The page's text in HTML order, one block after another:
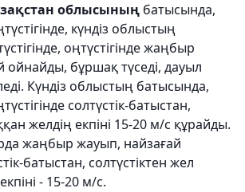
облысының батысында,
күндіз облыстың
оңтүстігінде жаңбыр
ойнайды, бұршақ түседі, дауыл
Күндіз облыстың батысында,
солтүстік-батыстан,
желдің екпіні 15-20 м/с құрайды.
жаңбыр жауып, найзағай
батыстан, солтүстіктен жел
- 15-20 м/с.